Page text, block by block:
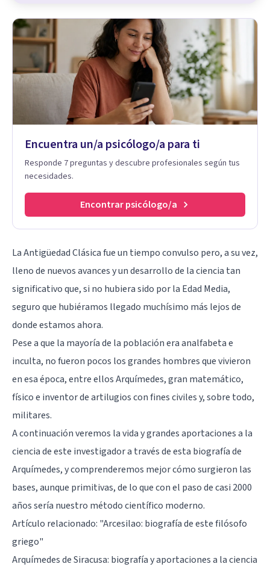
Encuentra un/a psicólogo/a para ti
Responde 7 preguntas y descubre profesionales según tus
necesidades.
Encontrar psicólogo/a
La Antigüedad Clásica fue un tiempo convulso pero, a su vez,
lleno de nuevos avances y un desarrollo de la ciencia tan
significativo que, si no hubiera sido por la Edad Media,
seguro que hubiéramos llegado muchísimo más lejos de
donde estamos ahora.
Pese a que la mayoría de la población era analfabeta e
inculta, no fueron pocos los grandes hombres que vivieron
en esa época, entre ellos Arquímedes, gran matemático,
físico e inventor de artilugios con fines civiles y, sobre todo,
militares.
A continuación veremos la vida y grandes aportaciones a la
ciencia de este investigador a través de esta biografía de
Arquímedes, y comprenderemos mejor cómo surgieron las
bases, aunque primitivas, de lo que con el paso de casi 2000
años sería nuestro método científico moderno.
Artículo relacionado: "Arcesilao: biografía de este filósofo
griego"
Arquímedes de Siracusa: biografía y aportaciones a la ciencia